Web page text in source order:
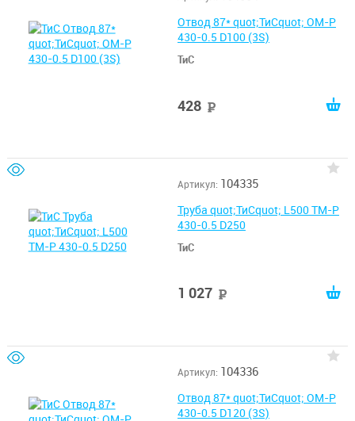
Отвод 87* quot;ТиСquot; ОМ-Р
430-0.5 D100 (3S)
ТиС
428
Артикул: 104335
Труба quot;ТиСquot; L500 ТМ-Р
430-0.5 D250
ТиС
1 027
Артикул: 104336
Отвод 87* quot;ТиСquot; ОМ-Р
430-0.5 D120 (3S)